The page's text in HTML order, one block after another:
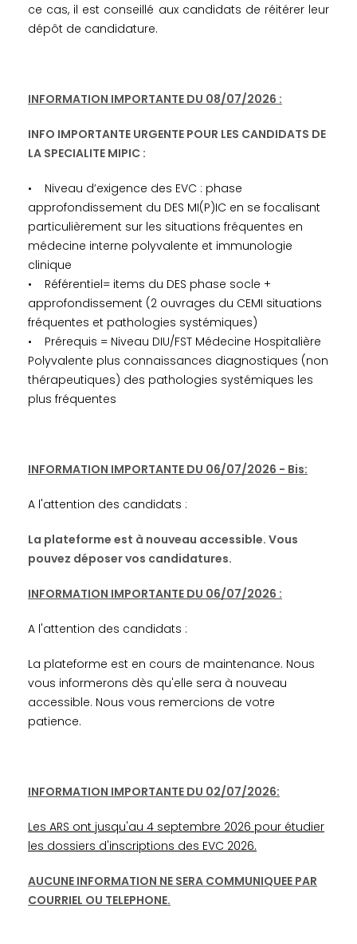
ce cas, il est conseillé aux candidats de réitérer leur
dépôt de candidature.
INFORMATION IMPORTANTE DU 08/07/2026 :
INFO IMPORTANTE URGENTE POUR LES CANDIDATS DE
LA SPECIALITE MIPIC :
• Niveau d’exigence des EVC : phase
approfondissement du DES MI(P)IC en se focalisant
particulièrement sur les situations fréquentes en
médecine interne polyvalente et immunologie
clinique
• Référentiel= items du DES phase socle +
approfondissement (2 ouvrages du CEMI situations
fréquentes et pathologies systémiques)
• Prérequis = Niveau DIU/FST Médecine Hospitalière
Polyvalente plus connaissances diagnostiques (non
thérapeutiques) des pathologies systémiques les
plus fréquentes
INFORMATION IMPORTANTE DU 06/07/2026 - Bis:
A l'attention des candidats :
La plateforme est à nouveau accessible. Vous
pouvez déposer vos candidatures.
INFORMATION IMPORTANTE DU 06/07/2026 :
A l'attention des candidats :
La plateforme est en cours de maintenance. Nous
vous informerons dès qu'elle sera à nouveau
accessible. Nous vous remercions de votre
patience.
INFORMATION IMPORTANTE DU 02/07/2026:
Les ARS ont jusqu'au 4 septembre 2026 pour étudier
les dossiers d'inscriptions des EVC 2026.
AUCUNE INFORMATION NE SERA COMMUNIQUEE PAR
COURRIEL OU TELEPHONE.